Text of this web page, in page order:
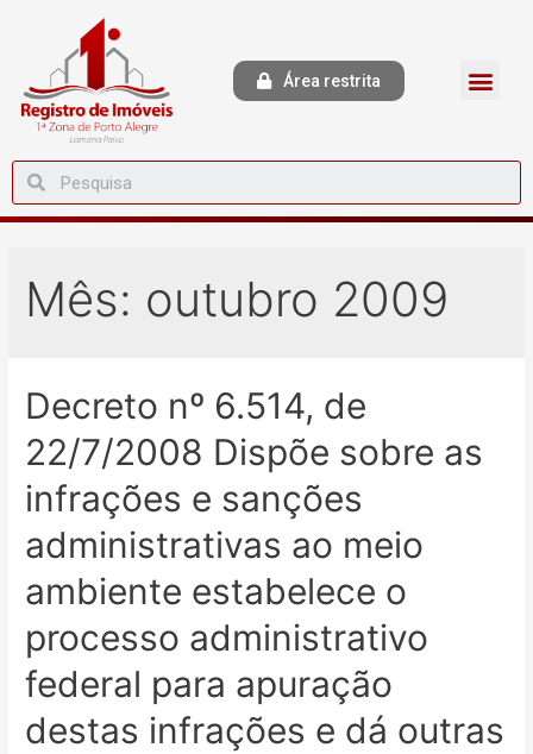
Área restrita
Mês: outubro 2009
Decreto nº 6.514, de
22/7/2008 Dispõe sobre as
infrações e sanções
administrativas ao meio
ambiente estabelece o
processo administrativo
federal para apuração
destas infrações e dá outras